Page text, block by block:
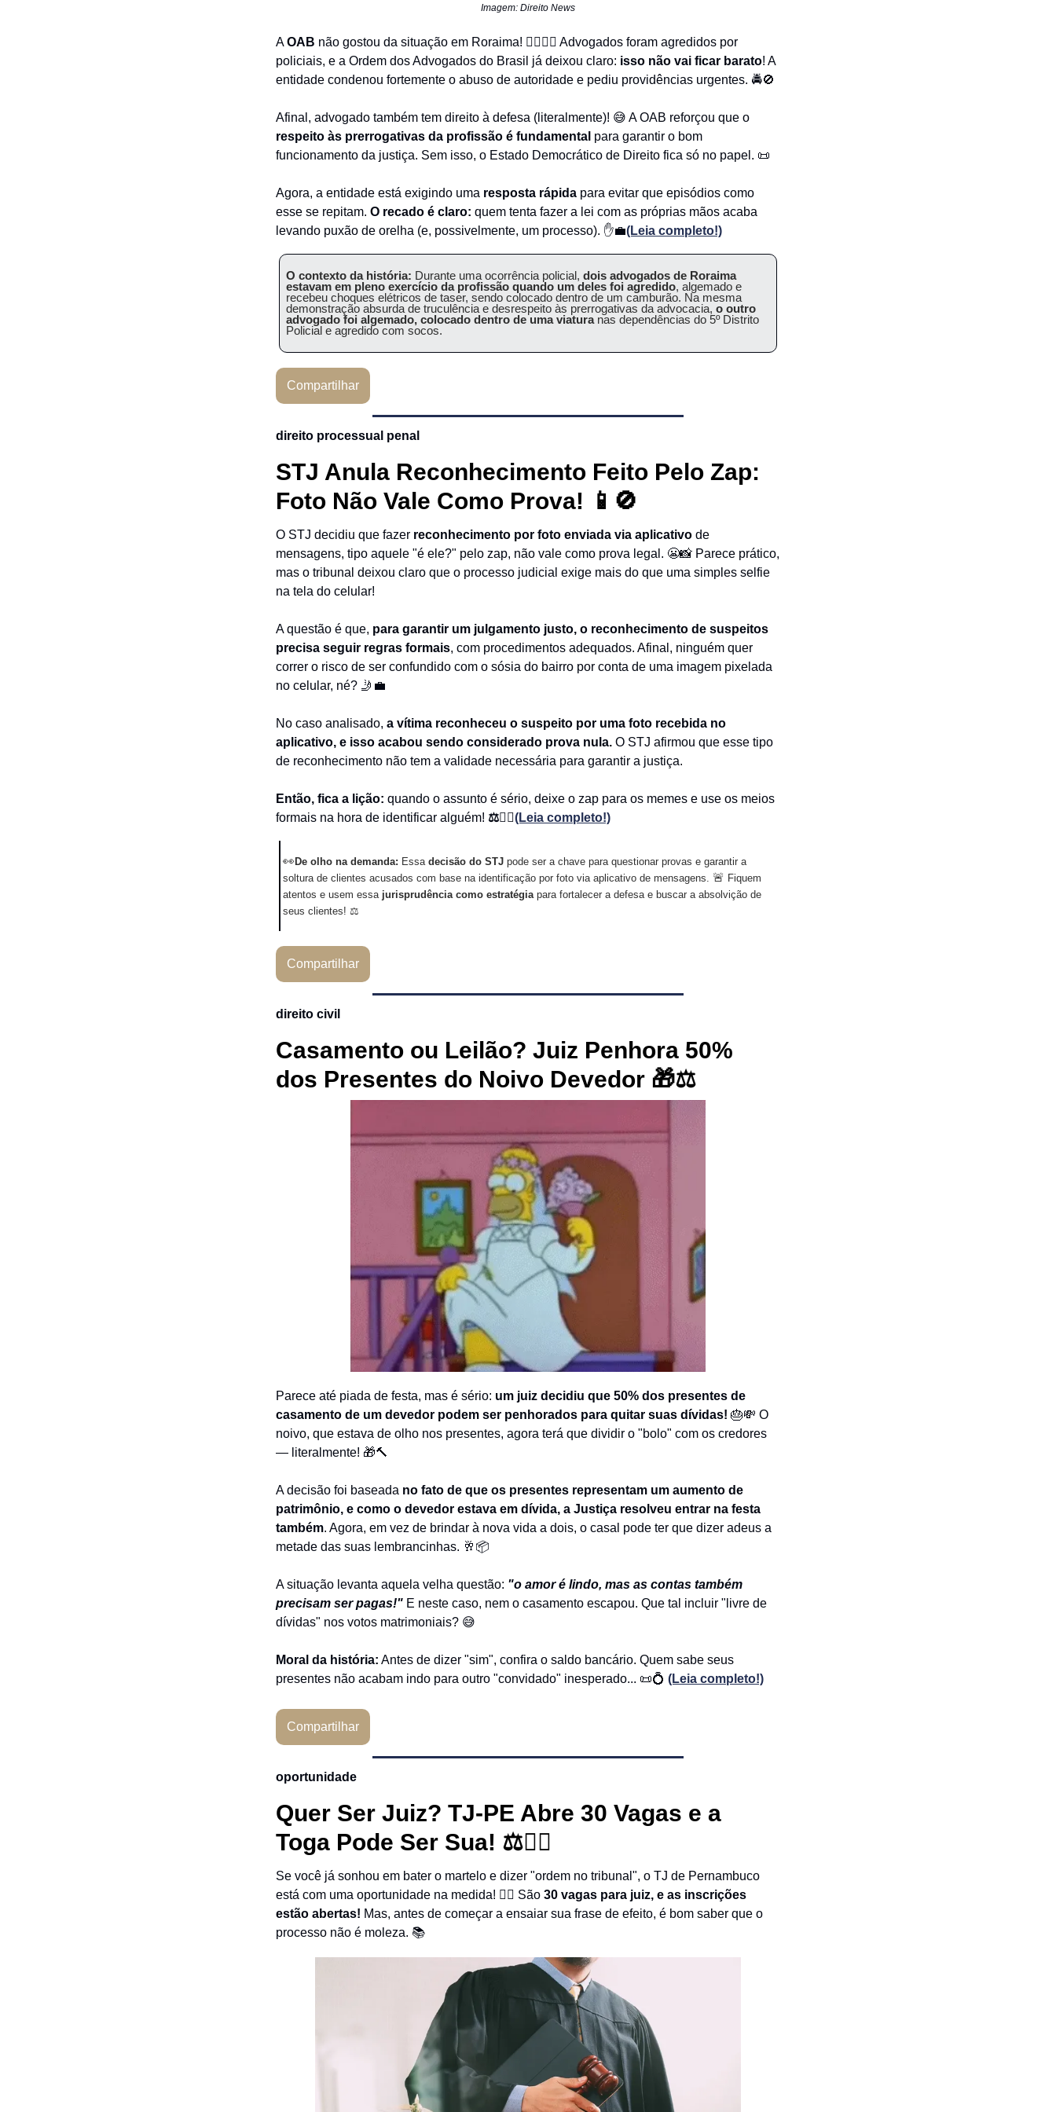
Imagem: Direito News
AOAB não gostou da situação em Roraima! 👨‍⚖️👩‍⚖️ Advogados foram agredidos por
policiais, e a Ordem dos Advogados do Brasil já deixou claro: isso não vai ficar barato! A
entidade condenou fortemente o abuso de autoridade e pediu providências urgentes. 🚔🚫
Afinal, advogado também tem direito à defesa (literalmente)! 😅 A OAB reforçou que o
respeito às prerrogativas da profissão é fundamental para garantir o bom
funcionamento da justiça. Sem isso, o Estado Democrático de Direito fica só no papel. 📜
Agora, a entidade está exigindo uma resposta rápida para evitar que episódios como
esse se repitam. O recado é claro: quem tenta fazer a lei com as próprias mãos acaba
levando puxão de orelha (e, possivelmente, um processo). ✋💼(Leia completo!)
O contexto da história: Durante uma ocorrência policial, dois advogados de Roraima
estavam em pleno exercício da profissão quando um deles foi agredido, algemado e
recebeu choques elétricos de taser, sendo colocado dentro de um camburão. Na mesma
demonstração absurda de truculência e desrespeito às prerrogativas da advocacia, o outro
advogado foi algemado, colocado dentro de uma viatura nas dependências do 5º Distrito
Policial e agredido com socos.
Compartilhar
direito processual penal
STJ Anula Reconhecimento Feito Pelo Zap:
Foto Não Vale Como Prova! 📱🚫
O STJ decidiu que fazer reconhecimento por foto enviada via aplicativo de
mensagens, tipo aquele "é ele?" pelo zap, não vale como prova legal. 😬📸 Parece prático,
mas o tribunal deixou claro que o processo judicial exige mais do que uma simples selfie
na tela do celular!
A questão é que, para garantir um julgamento justo, o reconhecimento de suspeitos
precisa seguir regras formais, com procedimentos adequados. Afinal, ninguém quer
correr o risco de ser confundido com o sósia do bairro por conta de uma imagem pixelada
no celular, né? 🤳💼
No caso analisado, a vítima reconheceu o suspeito por uma foto recebida no
aplicativo, e isso acabou sendo considerado prova nula. O STJ afirmou que esse tipo
de reconhecimento não tem a validade necessária para garantir a justiça.
Então, fica a lição: quando o assunto é sério, deixe o zap para os memes e use os meios
formais na hora de identificar alguém! ⚖️👨‍⚖️(Leia completo!)
👀 De olho na demanda: Essa decisão do STJ pode ser a chave para questionar provas e garantir a
soltura de clientes acusados com base na identificação por foto via aplicativo de mensagens. 🚨 Fiquem
atentos e usem essajurisprudência como estratégiapara fortalecer a defesa e buscar a absolvição de
seus clientes! ⚖️
Compartilhar
direito civil
Casamento ou Leilão? Juiz Penhora 50%
dos Presentes do Noivo Devedor 🎁⚖️
Parece até piada de festa, mas é sério: um juiz decidiu que 50% dos presentes de
casamento de um devedor podem ser penhorados para quitar suas dívidas! 🎂💸 O
noivo, que estava de olho nos presentes, agora terá que dividir o "bolo" com os credores
— literalmente! 🎁🔨
A decisão foi baseada no fato de que os presentes representam um aumento de
patrimônio, e como o devedor estava em dívida, a Justiça resolveu entrar na festa
também. Agora, em vez de brindar à nova vida a dois, o casal pode ter que dizer adeus a
metade das suas lembrancinhas. 🥂📦
A situação levanta aquela velha questão: "o amor é lindo, mas as contas também
precisam ser pagas!" E neste caso, nem o casamento escapou. Que tal incluir "livre de
dívidas" nos votos matrimoniais? 😅
Moral da história: Antes de dizer "sim", confira o saldo bancário. Quem sabe seus
presentes não acabam indo para outro "convidado" inesperado... 📜💍 (Leia completo!)
Compartilhar
oportunidade
Quer Ser Juiz? TJ-PE Abre 30 Vagas e a
Toga Pode Ser Sua! ⚖️👨‍⚖️
Se você já sonhou em bater o martelo e dizer "ordem no tribunal", o TJ de Pernambuco
está com uma oportunidade na medida! 👩‍⚖️ São 30 vagas para juiz, e as inscrições
estão abertas! Mas, antes de começar a ensaiar sua frase de efeito, é bom saber que o
processo não é moleza. 📚